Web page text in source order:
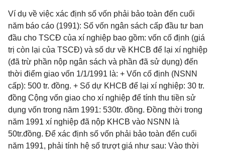
Ví dụ về việc xác định số vốn phải bảo toàn đến cuối
năm báo cáo (1991): Số vốn ngân sách cấp đầu tư ban
đầu cho TSCĐ của xí nghiệp bao gồm: vốn cố định (giá
trị còn lại của TSCĐ) và số dư về KHCB để lại xí nghiệp
(đã trừ phần nộp ngân sách và phần đã sử dụng) đến
thời điểm giao vốn 1/1/1991 là: + Vốn cố định (NSNN
cấp): 500 tr. đồng. + Số dự KHCB để lại xí nghiệp: 30 tr.
đồng Cộng vốn giao cho xí nghiệp để tính thu tiền sử
dụng vốn trong năm 1991: 530tr. đồng. Đồng thời trong
năm 1991 xí nghiệp đã nộp KHCB vào NSNN là
50tr.đồng. Để xác định số vốn phải bảo toàn đến cuối
năm 1991, phải tính hệ số trượt giá như sau: Vào thời